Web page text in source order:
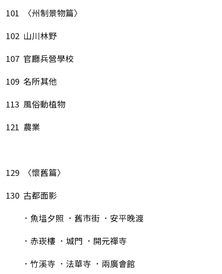
101 〈州制景物篇〉
102 山川林野
107 官廳兵營學校
109 名所其他
113 風俗動植物
121 農業
129 〈懷舊篇〉
130 古都面影
．魚塭夕照 ．舊市街 ．安平晚渡
．赤崁樓 ．城門 ．開元禪寺
．竹溪寺 ．法華寺 ．兩廣會館